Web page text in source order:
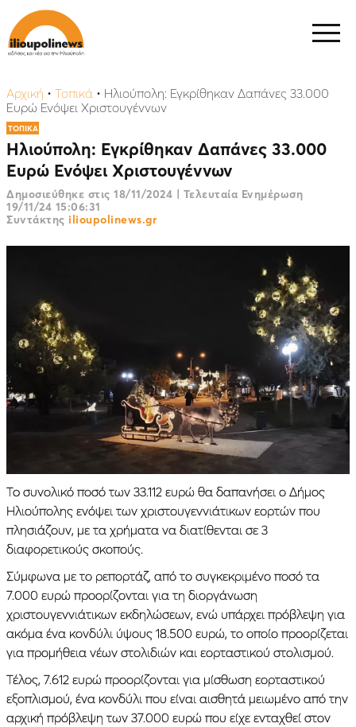
Αρχική • Τοπικά • Ηλιούπολη: Εγκρίθηκαν Δαπάνες 33.000
Ευρώ Ενόψει Χριστουγέννων
ΤΟΠΙΚΑ
Ηλιούπολη: Εγκρίθηκαν Δαπάνες 33.000
Ευρώ Ενόψει Χριστουγέννων
Δημοσιεύθηκε στις 18/11/2024 | Τελευταία Ενημέρωση
19/11/24 15:06:31
Συντάκτης ilioupolinews.gr
To συνολικό ποσό των 33.112 ευρώ θα δαπανήσει ο Δήμος
Ηλιούπολης ενόψει των χριστουγεννιάτικων εορτών που
πλησιάζουν, με τα χρήματα να διατίθενται σε 3
διαφορετικούς σκοπούς.
Σύμφωνα με το ρεπορτάζ, από το συγκεκριμένο ποσό τα
7.000 ευρώ προορίζονται για τη διοργάνωση
χριστουγεννιάτικων εκδηλώσεων, ενώ υπάρχει πρόβλεψη για
ακόμα ένα κονδύλι ύψους 18.500 ευρώ, το οποίο προορίζεται
για προμήθεια νέων στολιδιών και εορταστικού στολισμού.
Τέλος, 7.612 ευρώ προορίζονται για μίσθωση εορταστικού
εξοπλισμού, ένα κονδύλι που είναι αισθητά μειωμένο από την
αρχική πρόβλεψη των 37.000 ευρώ που είχε ενταχθεί στον